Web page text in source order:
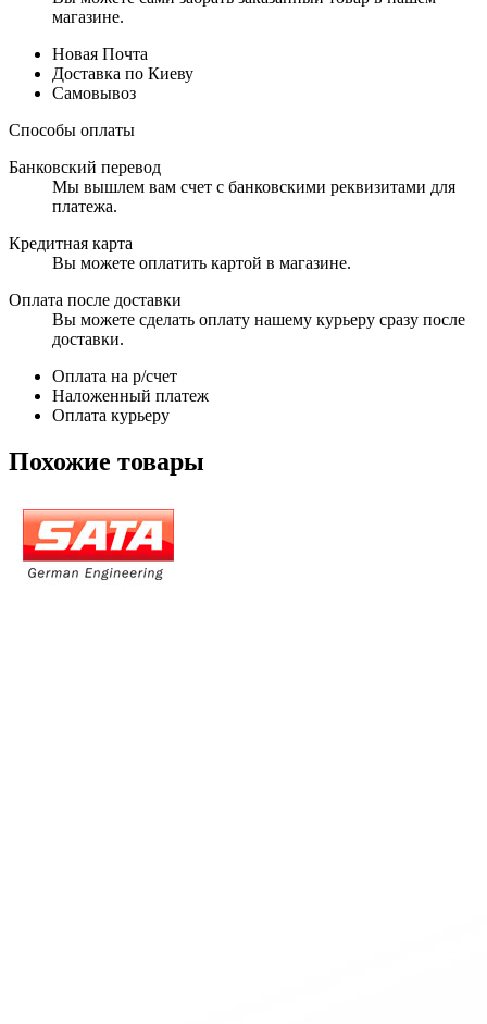
магазине.
Новая Почта
Доставка по Киеву
Самовывоз
Способы оплаты
Банковский перевод
Мы вышлем вам счет с банковскими реквизитами для
платежа.
Кредитная карта
Вы можете оплатить картой в магазине.
Оплата после доставки
Вы можете сделать оплату нашему курьеру сразу после
доставки.
Оплата на р/счет
Наложенный платеж
Оплата курьеру
Похожие товары